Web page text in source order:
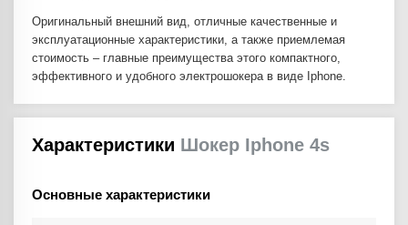
Оригинальный внешний вид, отличные качественные и
эксплуатационные характеристики, а также приемлемая
стоимость – главные преимущества этого компактного,
эффективного и удобного электрошокера в виде Iphone.
Характеристики Шокер Iphone 4s
Основные характеристики